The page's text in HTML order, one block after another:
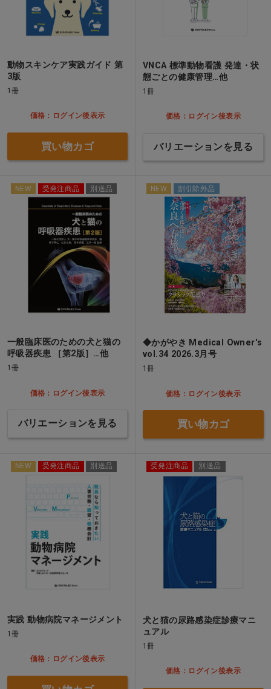
動物スキンケア実践ガイド 第
3版
1冊
価格：ログイン後表示
買い物カゴ
VNCA 標準動物看護 発達・状
態ごとの健康管理…他
1冊
価格：ログイン後表示
バリエーションを見る
NEW 受発注商品 別送品
一般臨床医のための犬と猫の
呼吸器疾患 ［第2版］…他
1冊
価格：ログイン後表示
バリエーションを見る
NEW 割引除外品
◆かがやき Medical Owner's
vol.34 2026.3月号
1冊
価格：ログイン後表示
買い物カゴ
NEW 受発注商品 別送品
実践 動物病院マネージメント
1冊
価格：ログイン後表示
受発注商品 別送品
犬と猫の尿路感染症診療マニ
ュアル
1冊
価格：ログイン後表示